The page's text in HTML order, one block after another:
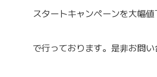
スタートキャンペーンを大幅
で行っております。是非お問